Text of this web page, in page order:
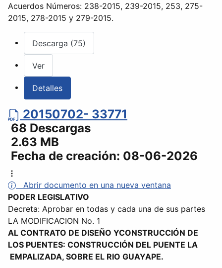
Acuerdos Números: 238-2015, 239-2015, 253, 275-
2015, 278-2015 y 279-2015.
Descarga (75)
Ver
Detalles
20150702- 33771
68 Descargas
2.63 MB
Fecha de creación: 08-06-2026
Abrir documento en una nueva ventana
PODER LEGISLATIVO
Decreta: Aprobar en todas y cada una de sus partes
LA MODIFICACION No. 1
AL CONTRATO DE DISEÑO YCONSTRUCCIÓN DE
LOS PUENTES: CONSTRUCCIÓN DEL PUENTE LA
EMPALIZADA, SOBRE EL RIO GUAYAPE.